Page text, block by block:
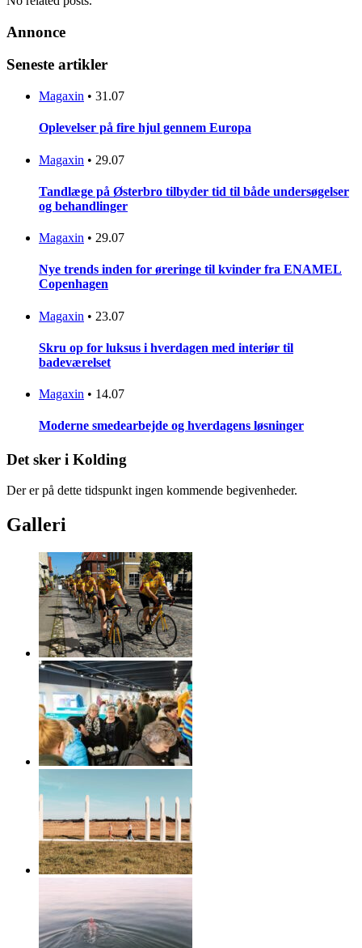
Annonce
Seneste artikler
Magaxin • 31.07
Oplevelser på fire hjul gennem Europa
Magaxin • 29.07
Tandlæge på Østerbro tilbyder tid til både undersøgelser
og behandlinger
Magaxin • 29.07
Nye trends inden for øreringe til kvinder fra ENAMEL
Copenhagen
Magaxin • 23.07
Skru op for luksus i hverdagen med interiør til
badeværelset
Magaxin • 14.07
Moderne smedearbejde og hverdagens løsninger
Det sker i Kolding
Der er på dette tidspunkt ingen kommende begivenheder.
Galleri